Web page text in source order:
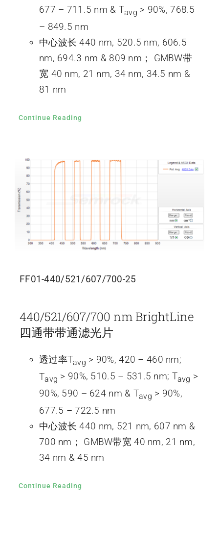
677 – 711.5 nm & Tavg > 90%, 768.5
– 849.5 nm
中心波长 440 nm, 520.5 nm, 606.5
nm, 694.3 nm & 809 nm； GMBW带
宽 40 nm, 21 nm, 34 nm, 34.5 nm &
81 nm
Continue Reading
FF01-440/521/607/700-25
440/521/607/700 nm BrightLine
四通带带通滤光片
透过率Tavg > 90%, 420 – 460 nm;
Tavg > 90%, 510.5 – 531.5 nm; Tavg >
90%, 590 – 624 nm & Tavg > 90%,
677.5 – 722.5 nm
中心波长 440 nm, 521 nm, 607 nm &
700 nm； GMBW带宽 40 nm, 21 nm,
34 nm & 45 nm
Continue Reading